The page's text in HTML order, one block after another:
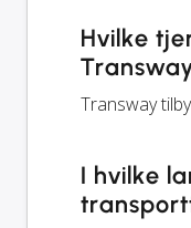
Hvilke
Transway
I hvilke